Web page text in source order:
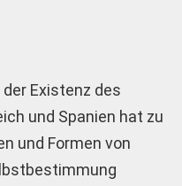
Existenz des
und Spanien hat zu
und Formen von